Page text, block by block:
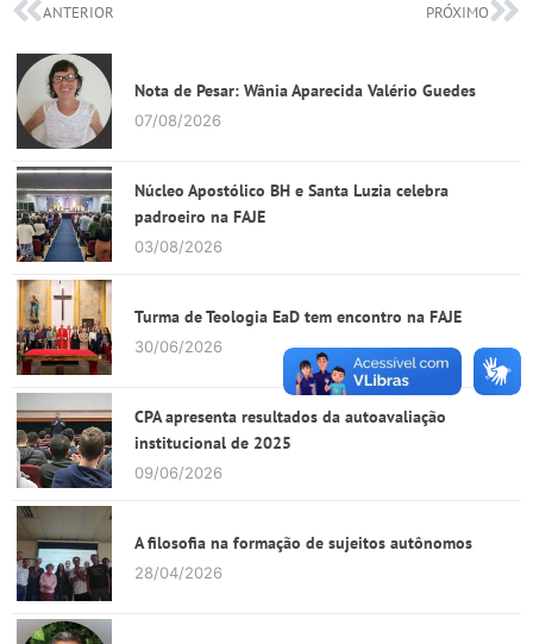
ANTERIOR PRÓXIMO
Nota de Pesar: Wânia Aparecida Valério Guedes
07/08/2026
Núcleo Apostólico BH e Santa Luzia celebra
padroeiro na FAJE
03/08/2026
Turma de Teologia EaD tem encontro na FAJE
30/06/2026
CPA apresenta resultados da autoavaliação
institucional de 2025
09/06/2026
A filosofia na formação de sujeitos autônomos
28/04/2026